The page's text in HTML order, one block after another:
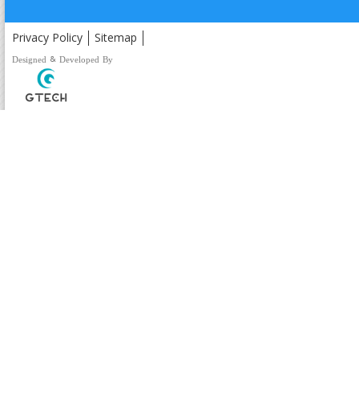
Privacy Policy Sitemap
Designed & Developed By